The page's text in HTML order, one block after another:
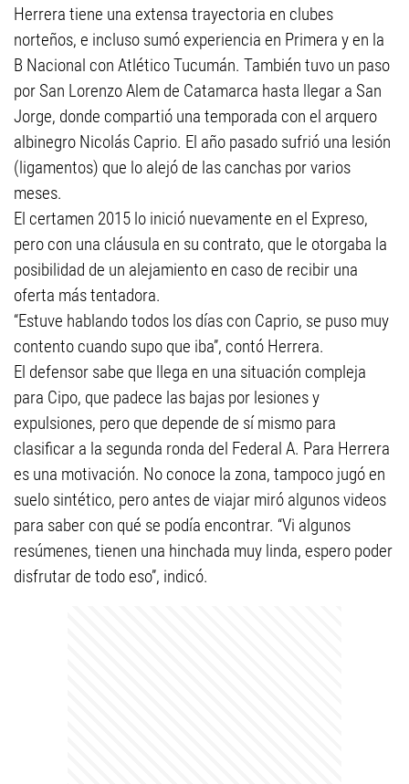
Herrera tiene una extensa trayectoria en clubes
norteños, e incluso sumó experiencia en Primera y en la
B Nacional con Atlético Tucumán. También tuvo un paso
por San Lorenzo Alem de Catamarca hasta llegar a San
Jorge, donde compartió una temporada con el arquero
albinegro Nicolás Caprio. El año pasado sufrió una lesión
(ligamentos) que lo alejó de las canchas por varios
meses.
El certamen 2015 lo inició nuevamente en el Expreso,
pero con una cláusula en su contrato, que le otorgaba la
posibilidad de un alejamiento en caso de recibir una
oferta más tentadora.
“Estuve hablando todos los días con Caprio, se puso muy
contento cuando supo que iba”, contó Herrera.
El defensor sabe que llega en una situación compleja
para Cipo, que padece las bajas por lesiones y
expulsiones, pero que depende de sí mismo para
clasificar a la segunda ronda del Federal A. Para Herrera
es una motivación. No conoce la zona, tampoco jugó en
suelo sintético, pero antes de viajar miró algunos videos
para saber con qué se podía encontrar. “Vi algunos
resúmenes, tienen una hinchada muy linda, espero poder
disfrutar de todo eso”, indicó.